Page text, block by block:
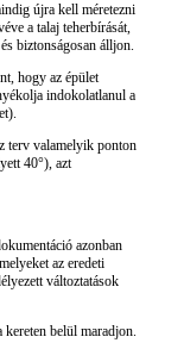
újra kell méretezni
a talaj teherbírását,
biztonságosan álljon.
hogy az épület
indokolatlanul a
terv valamelyik ponton
40°), azt
azonban
az eredeti
változtatások
kereten belül maradjon.